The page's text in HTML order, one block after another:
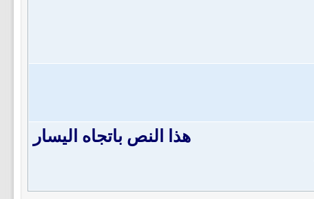
هذا النص باتجاه اليسار